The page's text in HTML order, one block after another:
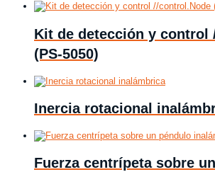
Kit de detección y control
(PS-5050)
Inercia rotacional
Fuerza centrípeta sobre